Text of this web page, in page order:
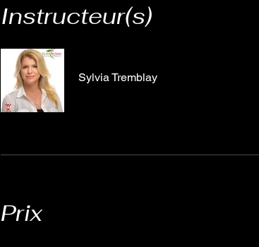
Instructeur(s)
Sylvia Tremblay
Prix